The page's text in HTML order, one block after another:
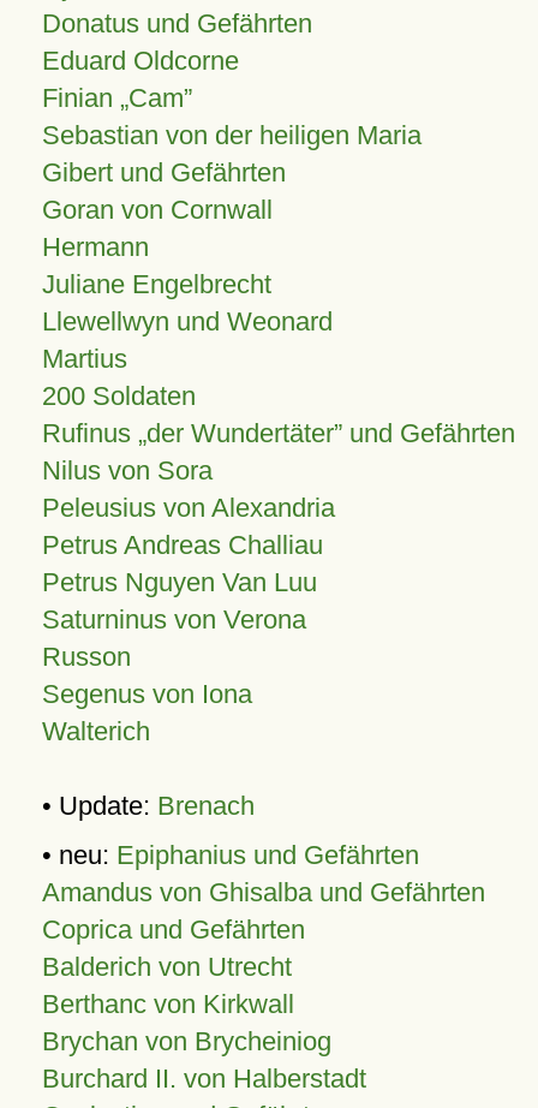
Donatus und Gefährten
Eduard Oldcorne
Finian Cam
Sebastian von der heiligen Maria
Gibert und Gefährten
Goran von Cornwall
Hermann
Juliane Engelbrecht
Llewellwyn und Weonard
Martius
200 Soldaten
Rufinus „der Wundertäter” und Gefährten
Nilus von Sora
Peleusius von Alexandria
Petrus Andreas Challiau
Petrus Nguyen Van Luu
Saturninus von Verona
Russon
Segenus von Iona
Walterich
• Update: Brenach
• neu: Epiphanius und Gefährten
Amandus von Ghisalba und Gefährten
Coprica und Gefährten
Balderich von Utrecht
Berthanc von Kirkwall
Brychan von Brycheiniog
Burchard II. von Halberstadt